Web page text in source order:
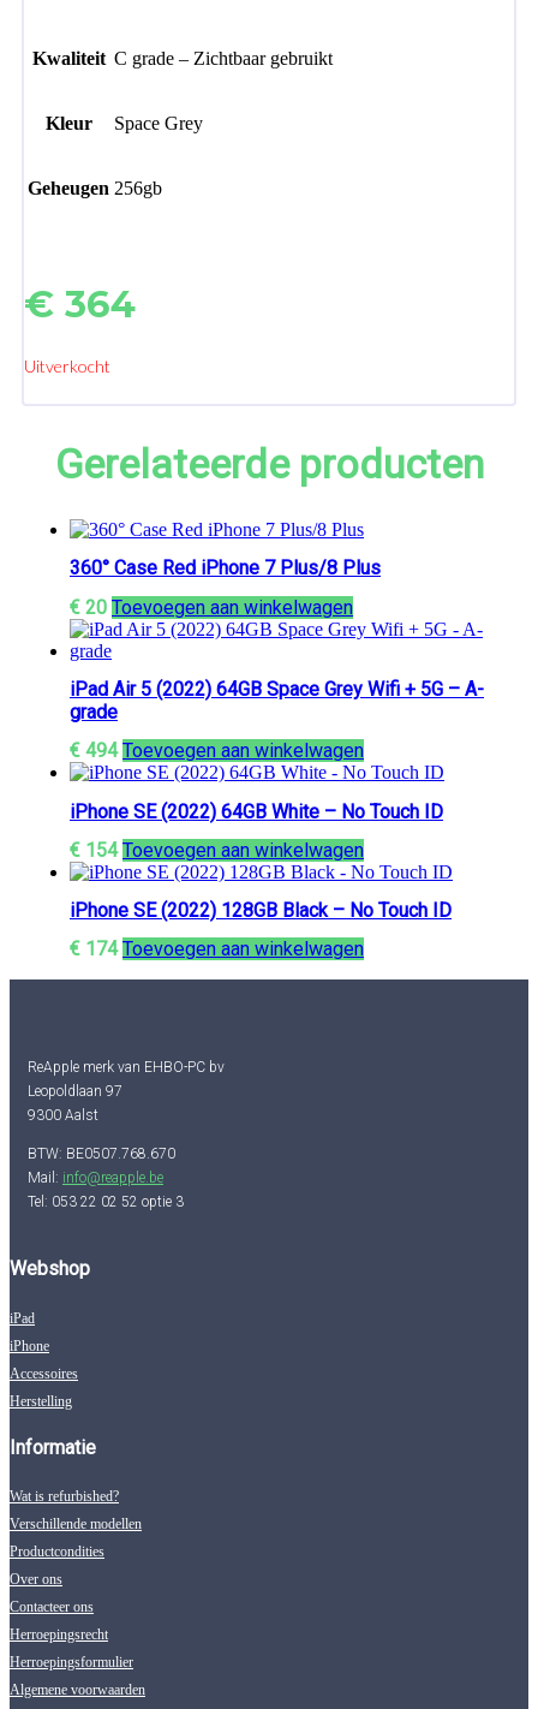
Kwaliteit C grade – Zichtbaar gebruikt
Kleur Space Grey
Geheugen 256gb
€ 364
Uitverkocht
Gerelateerde producten
360° Case Red iPhone 7 Plus/8 Plus
€ 20 Toevoegen aan winkelwagen
iPad Air 5 (2022) 64GB Space Grey Wifi + 5G – A-
grade
€ 494 Toevoegen aan winkelwagen
iPhone SE (2022) 64GB White – No Touch ID
€ 154 Toevoegen aan winkelwagen
iPhone SE (2022) 128GB Black – No Touch ID
€ 174 Toevoegen aan winkelwagen
ReApple merk van EHBO-PC bv
Leopoldlaan 97
9300 Aalst
BTW: BE0507.768.670
Mail: info@reapple.be
Tel: 053 22 02 52 optie 3
Webshop
iPad
iPhone
Accessoires
Herstelling
Informatie
Wat is refurbished?
Verschillende modellen
Productcondities
Over ons
Contacteer ons
Herroepingsrecht
Herroepingsformulier
Algemene voorwaarden